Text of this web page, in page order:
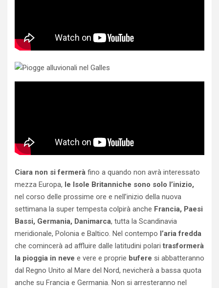
Ciara non si fermerà fino a quando non avrà interessato
mezza Europa, le Isole Britanniche sono solo l’inizio,
nel corso delle prossime ore e nell’inizio della nuova
settimana la super tempesta colpirà anche Francia, Paesi
Bassi, Germania, Danimarca, tutta la Scandinavia
meridionale, Polonia e Baltico. Nel contempo l’aria fredda
che comincerà ad affluire dalle latitudini polaritrasformerà
la pioggia in neve e vere e proprie bufere si abbatteranno
dal Regno Unito al Mare del Nord, nevicherà a bassa quota
anche su Francia e Germania. Non si arresteranno nel